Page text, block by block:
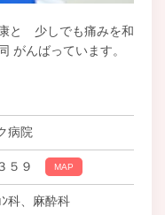
と 少しでも痛みを和
がんばっています。
病院
５９ MAP
科、麻酔科